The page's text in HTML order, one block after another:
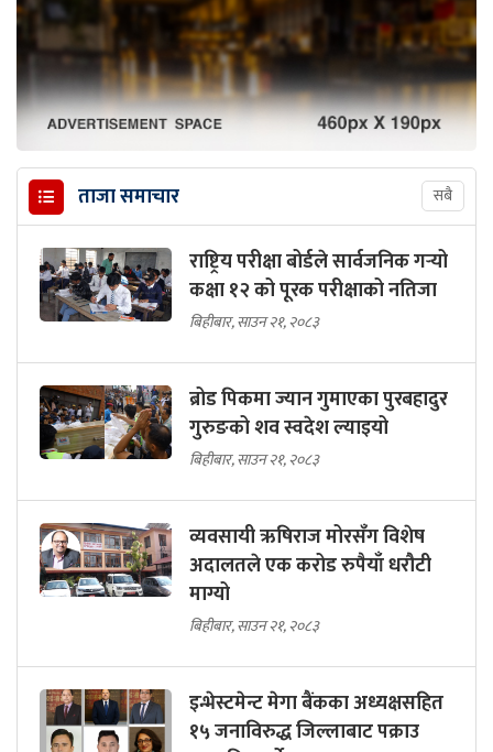
ताजा समाचार सबै
राष्ट्रिय परीक्षा बोर्डले सार्वजनिक गर्‍यो
कक्षा १२ को पूरक परीक्षाको नतिजा
बिहीबार, साउन २१, २०८३
ब्रोड पिकमा ज्यान गुमाएका पुरबहादुर
गुरुङको शव स्वदेश ल्याइयो
बिहीबार, साउन २१, २०८३
व्यवसायी ऋषिराज मोरसँग विशेष
अदालतले एक करोड रुपैयाँ धरौटी
माग्यो
बिहीबार, साउन २१, २०८३
इन्भेस्टमेन्ट मेगा बैंकका अध्यक्षसहित
१५ जनाविरुद्ध जिल्लाबाट पक्राउ